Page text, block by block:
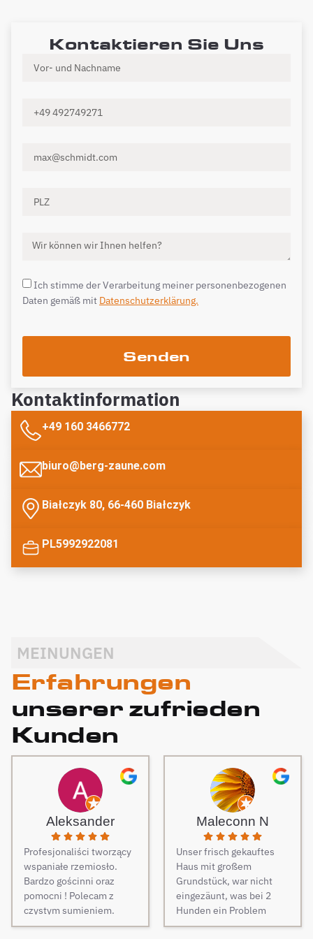
Kontaktieren Sie Uns
Ich stimme der Verarbeitung meiner personenbezogenen
Daten gemäß mit Datenschutzerklärung.
Senden
Kontaktinformation
+49 160 3466772
biuro@berg-zaune.com
Białczyk 80, 66-460 Białczyk
PL5992922081
Erfahrungen
unserer zufrieden
Kunden
MEINUNGEN
Aleksander
Profesjonaliści tworzący
wspaniałe rzemiosło.
Bardzo gościnni oraz
pomocni ! Polecam z
czystym sumieniem.
Maleconn N
Unser frisch gekauftes
Haus mit großem
Grundstück, war nicht
eingezäunt, was bei 2
Hunden ein Problem
darstellt. Daher musste